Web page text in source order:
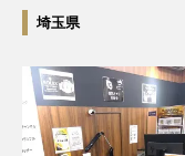
埼玉県